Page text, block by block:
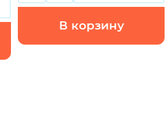
В корзину